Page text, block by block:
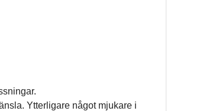
Ytterligare något mjukare i